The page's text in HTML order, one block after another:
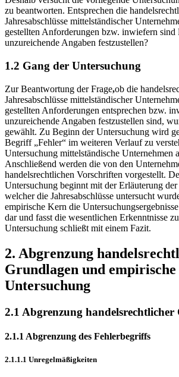
zu beantworten. Entsprechen die
Jahresabschlüsse mittelständischer
gestellten Anforderungen bzw. inwiefern sind
unzureichende Angaben festzustellen?
1.2 Gang der Untersuchung
Zur Beantwortung der Frage,ob die
Jahresabschlüsse mittelständischer
gestellten Anforderungen entsprechen bzw.
unzureichende Angaben festzustellen sind,
gewählt. Zu Beginn der Untersuchung wird
Begriff „Fehler“ im weiteren Verlauf zu
Untersuchung mittel­ständische Unternehmen
Anschließend werden die von den
handelsrechtlichen Vorschriften vorgestellt.
Untersuchung beginnt mit der Erläuterung
welcher die Jahresabschlüsse untersucht
empirische Kern die
dar und fasst die wesentlichen Erkenntnisse
Untersuchung schließt mit einem Fazit.
2. Abgrenzung
Grundlagen und empirische
Untersuchung
2.1 Abgrenzung handelsrechtlicher
2.1.1 Abgrenzung des Fehlerbegriffs
2.1.1.1 Unregelmäßigkeiten